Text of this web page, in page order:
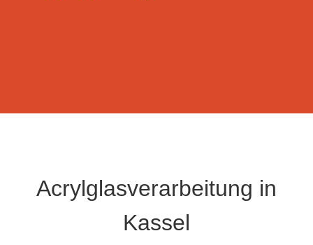
Acrylglasverarbeitung in
Kassel